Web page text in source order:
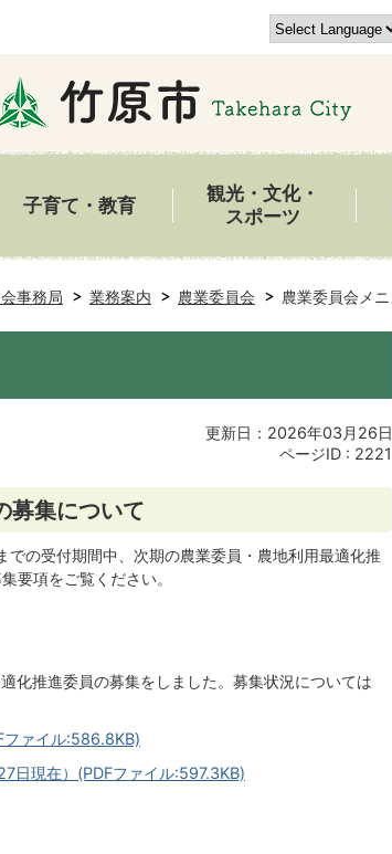
子育て・教育
観光・文化・
スポーツ
事務局 業務案内 農業委員会 農業委員会メ
更新日：2026年03月26日
ページID : 2221
募集について
の受付期間中、次期の農業委員・農地利用最適化推
要項をご覧ください。
化推進委員の募集をしました。募集状況については
ファイル:586.8KB)
日現在）(PDFファイル:597.3KB)